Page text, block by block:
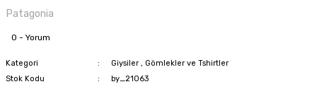
Patagonia
0 - Yorum
Kategori Giysiler , Gömlekler ve Tshirtler
Stok Kodu
by_21063